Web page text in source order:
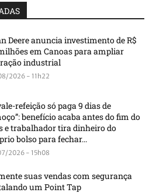
Deere anuncia investimento de R$
em Canoas para ampliar
industrial
2026 - 11h22
refeição só paga 9 dias de
benefício acaba antes do fim do
e trabalhador tira dinheiro do
bolso para fechar...
2026 - 15h08
suas vendas com segurança
um Point Tap